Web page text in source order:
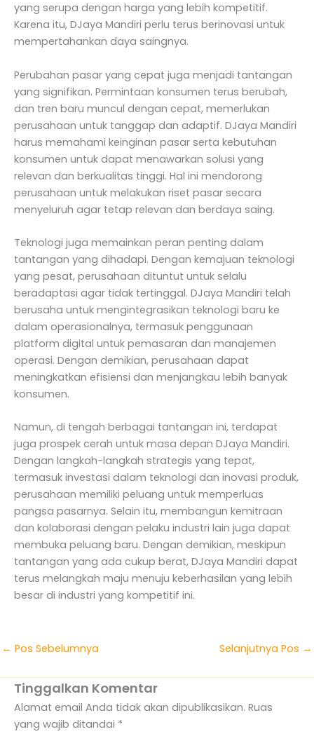
yang serupa dengan harga yang lebih kompetitif.
Karena itu, DJaya Mandiri perlu terus berinovasi untuk
mempertahankan daya saingnya.
Perubahan pasar yang cepat juga menjadi tantangan
yang signifikan. Permintaan konsumen terus berubah,
dan tren baru muncul dengan cepat, memerlukan
perusahaan untuk tanggap dan adaptif. DJaya Mandiri
harus memahami keinginan pasar serta kebutuhan
konsumen untuk dapat menawarkan solusi yang
relevan dan berkualitas tinggi. Hal ini mendorong
perusahaan untuk melakukan riset pasar secara
menyeluruh agar tetap relevan dan berdaya saing.
Teknologi juga memainkan peran penting dalam
tantangan yang dihadapi. Dengan kemajuan teknologi
yang pesat, perusahaan dituntut untuk selalu
beradaptasi agar tidak tertinggal. DJaya Mandiri telah
berusaha untuk mengintegrasikan teknologi baru ke
dalam operasionalnya, termasuk penggunaan
platform digital untuk pemasaran dan manajemen
operasi. Dengan demikian, perusahaan dapat
meningkatkan efisiensi dan menjangkau lebih banyak
konsumen.
Namun, di tengah berbagai tantangan ini, terdapat
juga prospek cerah untuk masa depan DJaya Mandiri.
Dengan langkah-langkah strategis yang tepat,
termasuk investasi dalam teknologi dan inovasi produk,
perusahaan memiliki peluang untuk memperluas
pangsa pasarnya. Selain itu, membangun kemitraan
dan kolaborasi dengan pelaku industri lain juga dapat
membuka peluang baru. Dengan demikian, meskipun
tantangan yang ada cukup berat, DJaya Mandiri dapat
terus melangkah maju menuju keberhasilan yang lebih
besar di industri yang kompetitif ini.
← Pos Sebelumnya Selanjutnya Pos →
Tinggalkan Komentar
Alamat email Anda tidak akan dipublikasikan. Ruas
yang wajib ditandai *